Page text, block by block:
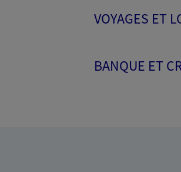
VOYAGES ET
BANQUE ET